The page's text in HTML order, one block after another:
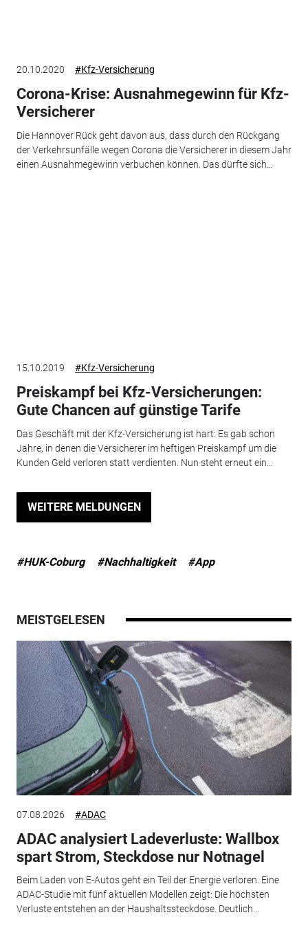
20.10.2020 #Kfz-Versicherung
Corona-Krise: Ausnahmegewinn für Kfz-
Versicherer
Die Hannover Rück geht davon aus, dass durch den Rückgang
der Verkehrsunfälle wegen Corona die Versicherer in diesem Jahr
einen Ausnahmegewinn verbuchen können. Das dürfte sich...
15.10.2019 #Kfz-Versicherung
Preiskampf bei Kfz-Versicherungen:
Gute Chancen auf günstige Tarife
Das Geschäft mit der Kfz-Versicherung ist hart: Es gab schon
Jahre, in denen die Versicherer im heftigen Preiskampf um die
Kunden Geld verloren statt verdienten. Nun steht erneut ein...
WEITERE MELDUNGEN
#HUK-Coburg #Nachhaltigkeit #App
MEISTGELESEN
07.08.2026 #ADAC
ADAC analysiert Ladeverluste: Wallbox
spart Strom, Steckdose nur Notnagel
Beim Laden von E-Autos geht ein Teil der Energie verloren. Eine
ADAC-Studie mit fünf aktuellen Modellen zeigt: Die höchsten
Verluste entstehen an der Haushaltssteckdose. Deutlich...